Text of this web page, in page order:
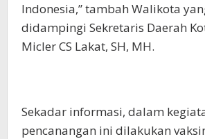
Indonesia,” tambah Walikota
didampingi Sekretaris Daerah
Micler CS Lakat, SH, MH.
Sekadar informasi, dalam
pencanangan ini dilakukan